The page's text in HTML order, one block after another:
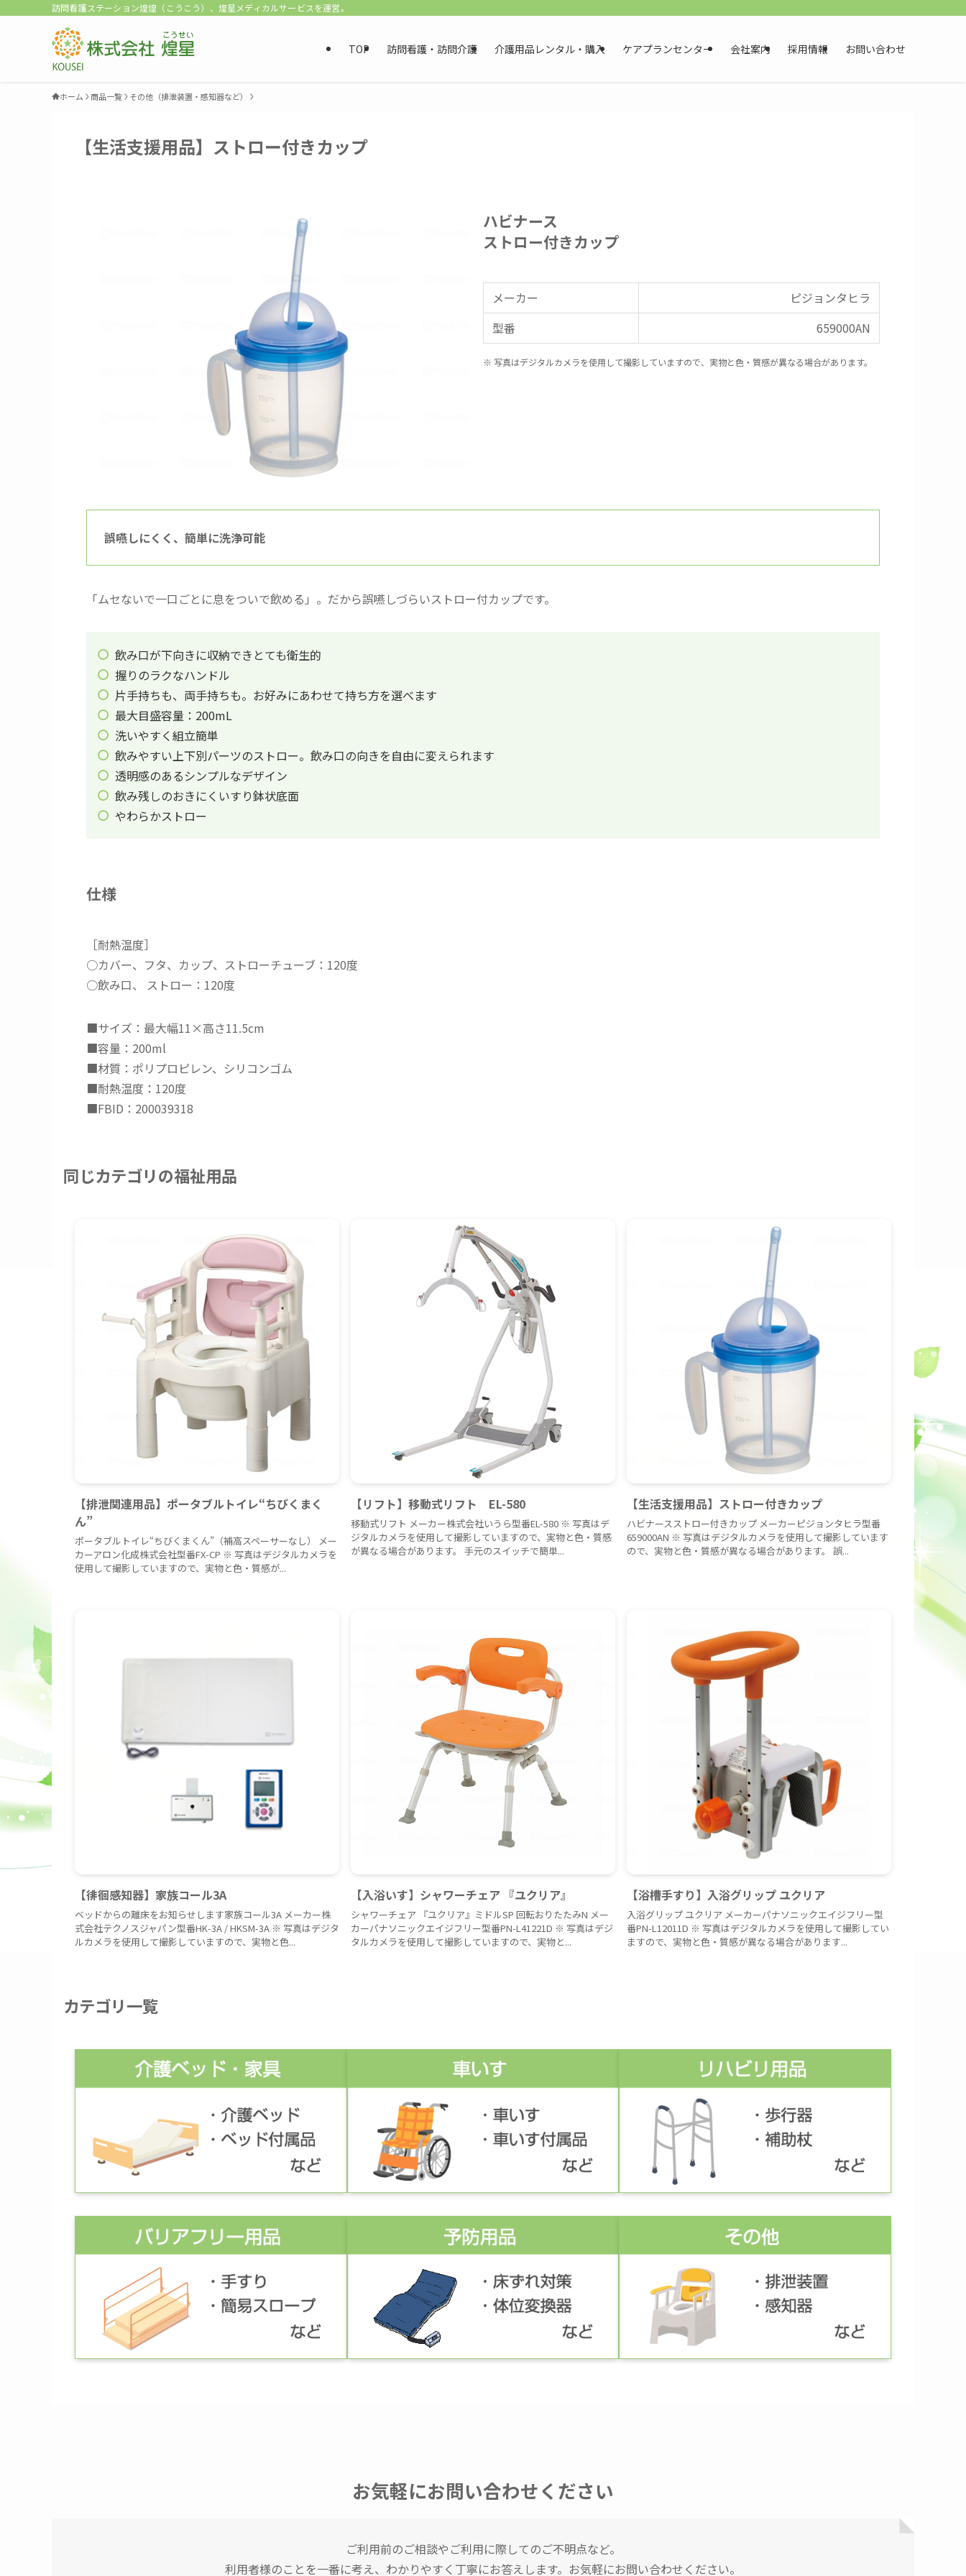
訪問看護ステーション煌煌（こうこう）、煌星メディカルサービスを運営。
TOP 訪問看護・訪問介護 介護用品レンタル・購入 ケアプランセンター 会社案内 採用情報 お問い合わせ
ホーム 商品一覧 その他（排泄装置・感知器など）
【生活支援用品】ストロー付きカップ
ハビナース
ストロー付きカップ
メーカー
ピジョンタヒラ
型番
659000AN
※ 写真はデジタルカメラを使用して撮影していますので、実物と色・質感が異なる場合があります。
誤嚥しにくく、簡単に洗浄可能
「ムセないで一口ごとに息をついで飲める」。だから誤嚥しづらいストロー付カップです。
飲み口が下向きに収納できとても衛生的
握りのラクなハンドル
片手持ちも、両手持ちも。お好みにあわせて持ち方を選べます
最大目盛容量：200mL
洗いやすく組立簡単
飲みやすい上下別パーツのストロー。飲み口の向きを自由に変えられます
透明感のあるシンプルなデザイン
飲み残しのおきにくいすり鉢状底面
やわらかストロー
仕様
［耐熱温度］
○カバー、フタ、カップ、ストローチューブ：120度
○飲み口、 ストロー：120度
■サイズ：最大幅11×高さ11.5cm
■容量：200ml
■材質：ポリプロピレン、シリコンゴム
■耐熱温度：120度
■FBID：200039318
同じカテゴリの福祉用品
【排泄関連用品】ポータブルトイレ“ちびくまく
ん”
ポータブルトイレ“ちびくまくん”（補高スペーサーなし） メー
カーアロン化成株式会社型番FX-CP ※ 写真はデジタルカメラを
使用して撮影していますので、実物と色・質感が...
【リフト】移動式リフト EL-580
移動式リフト メーカー株式会社いうら型番EL-580 ※ 写真はデ
ジタルカメラを使用して撮影していますので、実物と色・質感
が異なる場合があります。 手元のスイッチで簡単...
【生活支援用品】ストロー付きカップ
ハビナースストロー付きカップ メーカーピジョンタヒラ型番
659000AN ※ 写真はデジタルカメラを使用して撮影しています
ので、実物と色・質感が異なる場合があります。 誤...
【徘徊感知器】家族コール3A
ベッドからの離床をお知らせします家族コール3A メーカー株
式会社テクノスジャパン型番HK-3A / HKSM-3A ※ 写真はデジタ
ルカメラを使用して撮影していますので、実物と色...
【入浴いす】シャワーチェア 『ユクリア』
シャワーチェア 『ユクリア』ミドルSP 回転おりたたみN メー
カーパナソニックエイジフリー型番PN-L41221D ※ 写真はデジ
タルカメラを使用して撮影していますので、実物と...
【浴槽手すり】入浴グリップ ユクリア
入浴グリップ ユクリア メーカーパナソニックエイジフリー型
番PN-L12011D ※ 写真はデジタルカメラを使用して撮影してい
ますので、実物と色・質感が異なる場合があります...
カテゴリ一覧
お気軽にお問い合わせください
ご利用前のご相談やご利用に際してのご不明点など。
利用者様のことを一番に考え、わかりやすく丁寧にお答えします。お気軽にお問い合わせください。